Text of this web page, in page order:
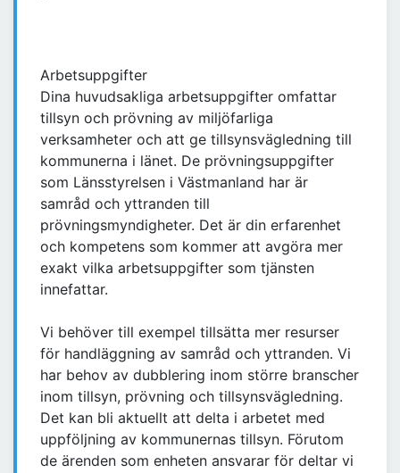
Arbetsuppgifter
Dina huvudsakliga arbetsuppgifter omfattar
tillsyn och prövning av miljöfarliga
verksamheter och att ge tillsynsvägledning till
kommunerna i länet. De prövningsuppgifter
som Länsstyrelsen i Västmanland har är
samråd och yttranden till
prövningsmyndigheter. Det är din erfarenhet
och kompetens som kommer att avgöra mer
exakt vilka arbetsuppgifter som tjänsten
innefattar.
Vi behöver till exempel tillsätta mer resurser
för handläggning av samråd och yttranden. Vi
har behov av dubblering inom större branscher
inom tillsyn, prövning och tillsynsvägledning.
Det kan bli aktuellt att delta i arbetet med
uppföljning av kommunernas tillsyn. Förutom
de ärenden som enheten ansvarar för deltar vi